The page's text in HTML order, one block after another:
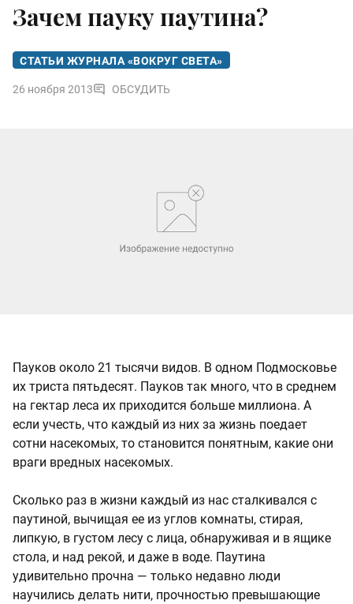
Зачем пауку паутина?
СТАТЬИ ЖУРНАЛА «ВОКРУГ СВЕТА»
26 ноября 2013 ОБСУДИТЬ
Пауков около 21 тысячи видов. В одном Подмосковье
их триста пятьдесят. Пауков так много, что в среднем
на гектар леса их приходится больше миллиона. А
если учесть, что каждый из них за жизнь поедает
сотни насекомых, то становится понятным, какие они
враги вредных насекомых.
Сколько раз в жизни каждый из нас сталкивался с
паутиной, вычищая ее из углов комнаты, стирая,
липкую, в густом лесу с лица, обнаруживая и в ящике
стола, и над рекой, и даже в воде. Паутина
удивительно прочна — только недавно люди
научились делать нити, прочностью превышающие